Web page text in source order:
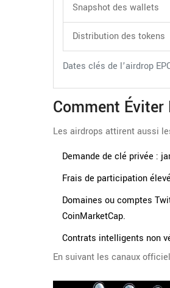
Dates clés de l’airdrop
Snapshot des wallets
Distribution des tokens
Comment Éviter
Les airdrops attirent aussi
Demande de clé privée :
Frais de participation
Domaines ou comptes
CoinMarketCap.
Contrats intelligents non
En suivant les canaux